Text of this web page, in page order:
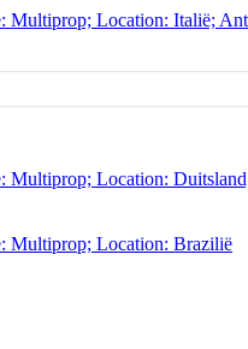
Location: Italië;
Location:
Multiprop; Location: Brazilië